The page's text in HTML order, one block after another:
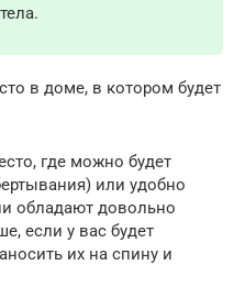
в доме, в котором будет
где можно будет
или удобно
обладают довольно
если у вас будет
их на спину и